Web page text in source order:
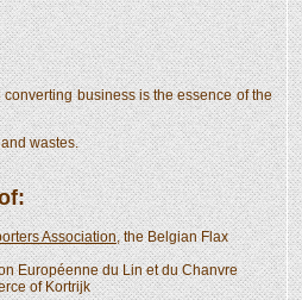
business is the essence of the
wastes.
Association, the Belgian Flax
Européenne du Lin et du Chanvre
of Kortrijk